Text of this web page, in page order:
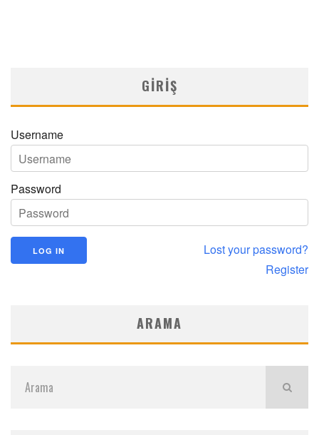
GIRIŞ
Username
Password
Lost your password?
Register
ARAMA